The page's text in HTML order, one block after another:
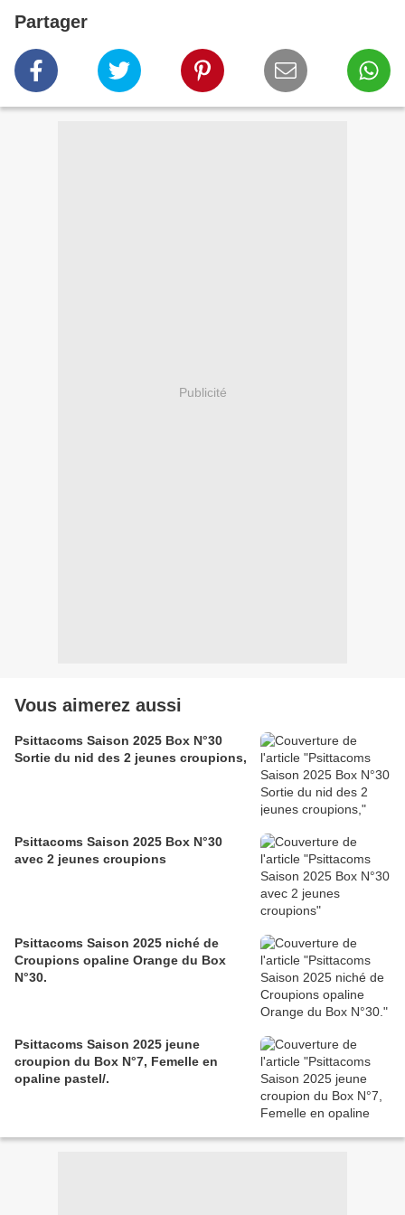
Partager
Publicité
Vous aimerez aussi
Psittacoms Saison 2025 Box N°30
Sortie du nid des 2 jeunes croupions,
Psittacoms Saison 2025 Box N°30
avec 2 jeunes croupions
Psittacoms Saison 2025 niché de
Croupions opaline Orange du Box
N°30.
Psittacoms Saison 2025 jeune
croupion du Box N°7, Femelle en
opaline pastel/.